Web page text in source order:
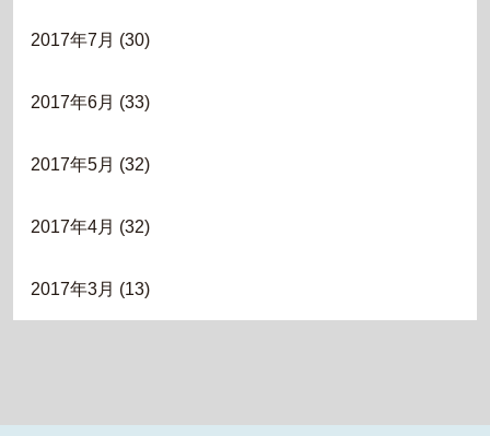
2017年7月 (30)
2017年6月 (33)
2017年5月 (32)
2017年4月 (32)
2017年3月 (13)